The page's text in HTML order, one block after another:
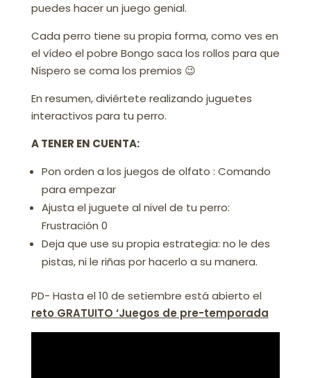
puedes hacer un juego genial.
Cada perro tiene su propia forma, como ves en
el vídeo el pobre Bongo saca los rollos para que
Níspero se coma los premios 😉
En resumen, diviértete realizando juguetes
interactivos para tu perro.
A TENER EN CUENTA:
Pon orden a los juegos de olfato : Comando
para empezar
Ajusta el juguete al nivel de tu perro:
Frustración 0
Deja que use su propia estrategia: no le des
pistas, ni le riñas por hacerlo a su manera.
PD- Hasta el 10 de setiembre está abierto el
reto GRATUITO ‘Juegos de pre-temporada